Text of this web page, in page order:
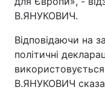
В.ЯНУКОВИЧ.
Відповідаючи на
політичні
В.ЯНУКОВИЧ